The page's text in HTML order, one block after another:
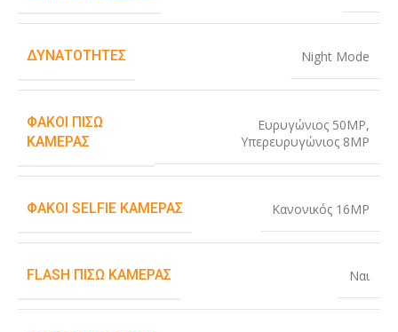
ΔΥΝΑΤΌΤΗΤΕΣ Night Mode
ΦΑΚΟΊ ΠΊΣΩ
ΚΆΜΕΡΑΣ
Ευρυγώνιος 50MP,
Υπερευρυγώνιος 8MP
ΦΑΚΟΊ SELFIE ΚΆΜΕΡΑΣ Κανονικός 16MP
FLASH ΠΊΣΩ ΚΆΜΕΡΑΣ Ναι